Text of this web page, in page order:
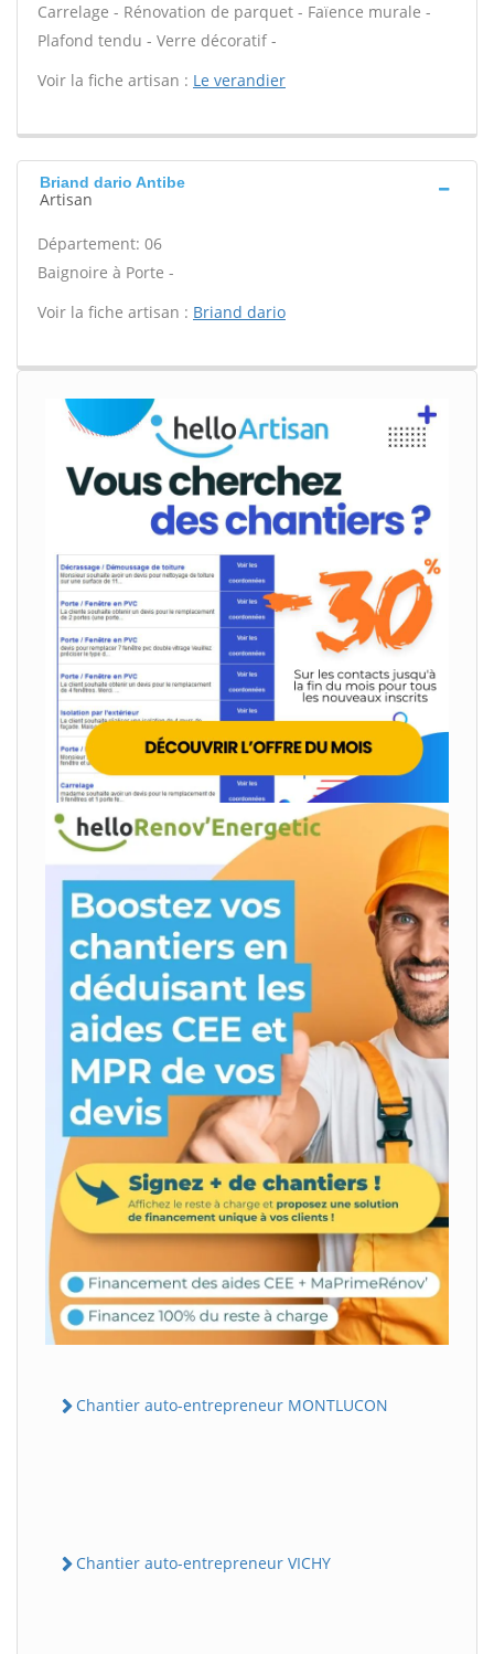
Carrelage - Rénovation de parquet - Faïence murale -
Plafond tendu - Verre décoratif -
Voir la fiche artisan : Le verandier
Briand dario Antibe
Artisan
Département: 06
Baignoire à Porte -
Voir la fiche artisan : Briand dario
Chantier auto-entrepreneur MONTLUCON
Chantier auto-entrepreneur VICHY